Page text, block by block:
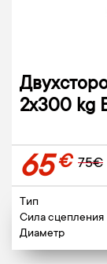
2х300 kg
65€ 75€
Тип
Сила сцепления
Диаметр